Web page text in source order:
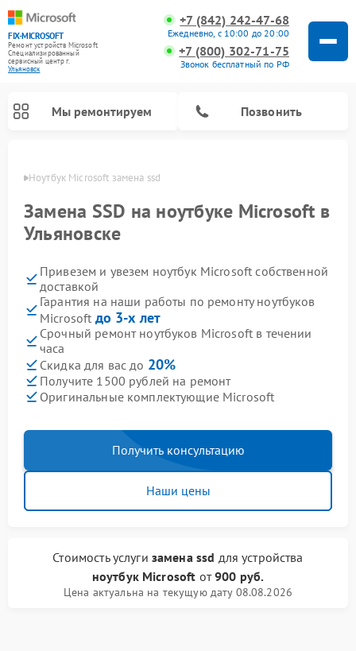
FIX-MICROSOFT
Ремонт устройств Microsoft
Специализированный
cервисный центр г.
Ульяновск
+7 (842) 242-47-68
Ежедневно, с 10:00 до 20:00
+7 (800) 302-71-75
Звонок бесплатный по РФ
Мы ремонтируем Позвонить
Ноутбук Microsoft замена ssd
Замена SSD на ноутбуке Microsoft в
Ульяновске
Привезем и увезем ноутбук Microsoft собственной
доставкой
Гарантия на наши работы по ремонту ноутбуков
Microsoft до 3-х лет
Срочный ремонт ноутбуков Microsoft в течении
часа
Скидка для вас до 20%
Получите 1500 рублей на ремонт
Оригинальные комплектующие Microsoft
Получить консультацию
Наши цены
Стоимость услуги замена ssd для устройства
ноутбук Microsoft от900 руб.
Цена актуальна на текущую дату 08.08.2026